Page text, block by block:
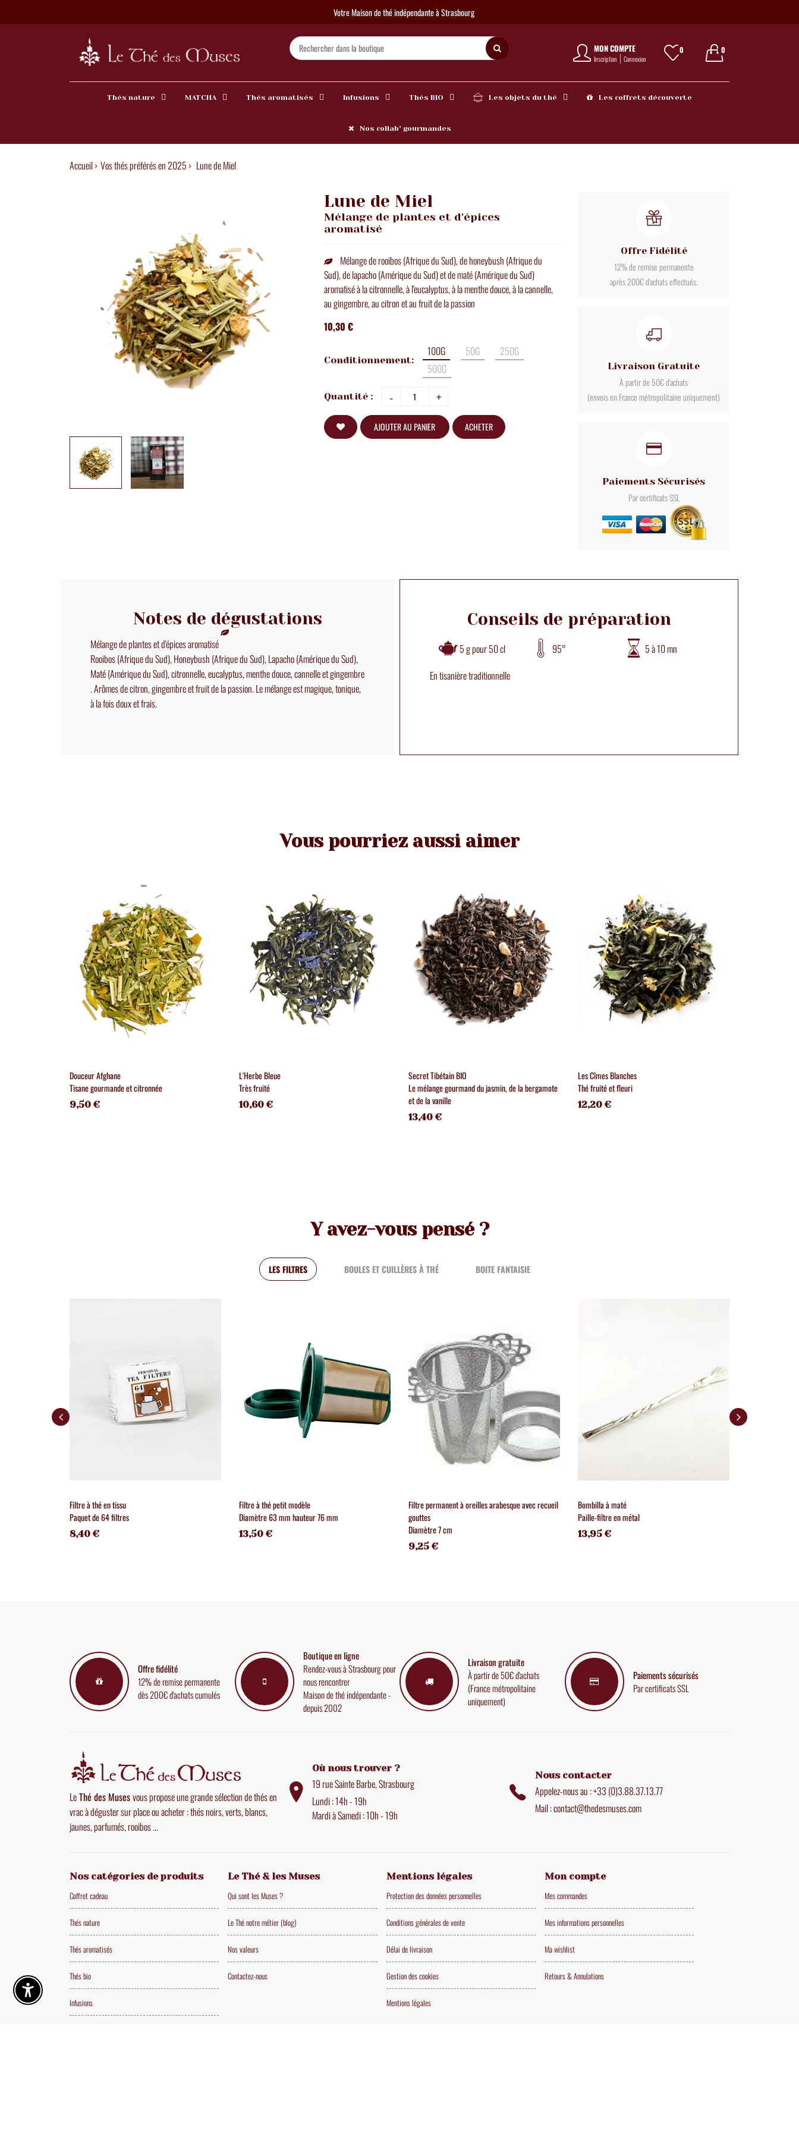
Votre Maison de thé indépendante à Strasbourg
MON COMPTE
Inscription Connexion
0 0
Thés nature MATCHA Thés aromatisés Infusions Thés BIO Les objets du thé Les coffrets découverte
Nos collab' gourmandes
Accueil › Vos thés préférés en 2025 › Lune de Miel
Lune de Miel
Mélange de plantes et d'épices
aromatisé
Mélange de rooibos (Afrique du Sud), de honeybush (Afrique du
Sud), de lapacho (Amérique du Sud) et de maté (Amérique du Sud)
aromatisé à la citronnelle, à l'eucalyptus, à la menthe douce, à la cannelle,
au gingembre, au citron et au fruit de la passion
10,30 €
Conditionnement:
100G 50G
250G
500G
Quantité : - +
AJOUTER AU PANIER ACHETER
Offre Fidélité
12% de remise permanente
après 200€ d'achats effectués.
Livraison Gratuite
À partir de 50€ d'achats
(envois en France métropolitaine uniquement)
Paiements Sécurisés
Par certificats SSL
Notes de dégustations
Mélange de plantes et d'épices aromatisé
Rooibos (Afrique du Sud), Honeybush (Afrique du Sud), Lapacho (Amérique du Sud),
Maté (Amérique du Sud), citronnelle, eucalyptus, menthe douce, cannelle et gingembre
. Arômes de citron, gingembre et fruit de la passion. Le mélange est magique, tonique,
à la fois doux et frais.
Conseils de préparation
5 g pour 50 cl 95°
5 à 10 mn
En tisanière traditionnelle
Vous pourriez aussi aimer
Douceur Afghane
Tisane gourmande et citronnée
9,50 €
L'Herbe Bleue
Très fruité
10,60 €
Secret Tibétain BIO
Le mélange gourmand du jasmin, de la bergamote
et de la vanille
13,40 €
Les Cîmes Blanches
Thé fruité et fleuri
12,20 €
Y avez-vous pensé ?
LES FILTRES BOULES ET CUILLÈRES À THÉ BOITE FANTAISIE
Filtre à thé en tissu
Paquet de 64 filtres
8,40 €
Filtre à thé petit modèle
Diamètre 63 mm hauteur 76 mm
13,50 €
Filtre permanent à oreilles arabesque avec recueil
gouttes
Diamètre 7 cm
9,25 €
Bombilla à maté
Paille-filtre en métal
13,95 €
Offre fidélité
12% de remise permanente
dès 200€ d'achats cumulés
Boutique en ligne
Rendez-vous à Strasbourg pour
nous rencontrer
Maison de thé indépendante -
depuis 2002
Livraison gratuite
À partir de 50€ d'achats
(France métropolitaine
uniquement)
Paiements sécurisés
Par certificats SSL
LeThé des Musesvous propose une grande sélection de thés en
vrac à déguster sur place ou acheter : thés noirs, verts, blancs,
jaunes, parfumés, rooibos ...
Où nous trouver ?
19 rue Sainte Barbe, Strasbourg
Lundi : 14h - 19h
Mardi à Samedi : 10h - 19h
Nous contacter
Appelez-nous au : +33 (0)3.88.37.13.77
Mail : contact@thedesmuses.com
Nos catégories de produits
Coffret cadeau
Thés nature
Thés aromatisés
Thés bio
Infusions
Le Thé & les Muses
Qui sont les Muses ?
Le Thé notre métier (blog)
Nos valeurs
Contactez-nous
Mentions légales
Protection des données personnelles
Conditions générales de vente
Délai de livraison
Gestion des cookies
Mentions légales
Mon compte
Mes commandes
Mes informations personnelles
Ma wishlist
Retours & Annulations
Enable Accessibility